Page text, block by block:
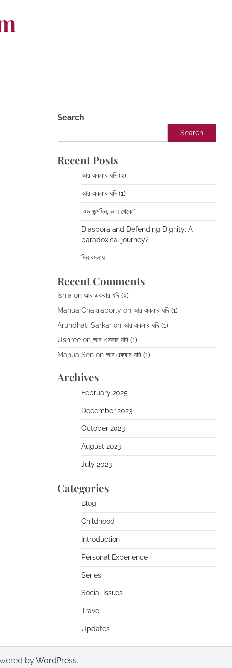
Search
Search
Recent Posts
আর একবার যদি (২)
আর একবার যদি (1)
‘শুভ জন্মদিন, ভাল থেকো‘ —
Diaspora and Defending Dignity: A
paradoxical journey?
দিন বদলায়
Recent Comments
Ishia on আর একবার যদি (২)
Mahua Chakraborty on আর একবার যদি (1)
Arundhati Sarkar on আর একবার যদি (1)
Ushree on আর একবার যদি (1)
Mahua Sen on আর একবার যদি (1)
Archives
February 2025
December 2023
October 2023
August 2023
July 2023
Categories
Blog
Childhood
Introduction
Personal Experience
Series
Social Issues
Travel
Updates
byWordPress.